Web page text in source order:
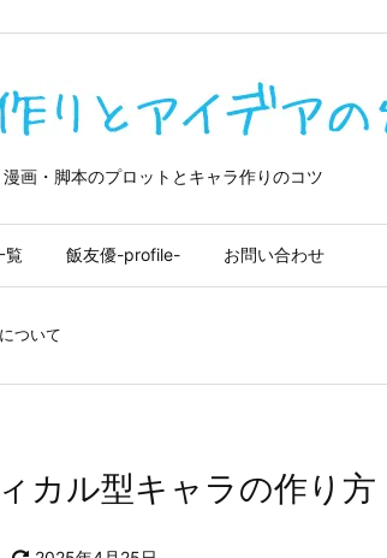
画・脚本のプロットとキャラ作りのコツ
覧 飯友優-profile- お問い合わせ
ついて
カル型キャラの作り方